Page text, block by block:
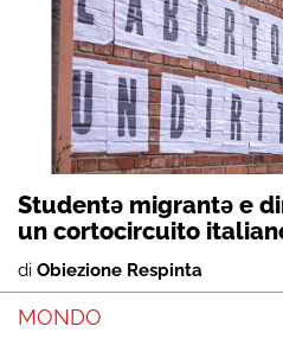
Studentə migrantə e
un cortocircuito
di Obiezione Respinta
MONDO